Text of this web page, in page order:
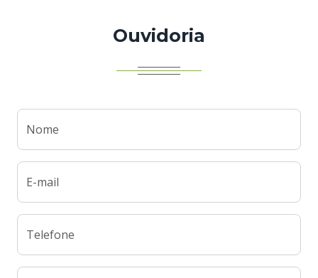
Ouvidoria
Nome
E-mail
Telefone